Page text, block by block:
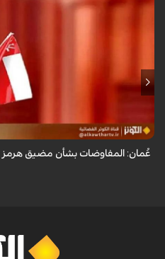
أعلنت وزارة الخارجية العُمانية أن
عُمان: المفاوضات بشأن مضيق هرمز